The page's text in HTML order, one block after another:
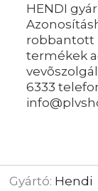
HENDI
robbantott
termékek
6333
Gyártó: Hendi